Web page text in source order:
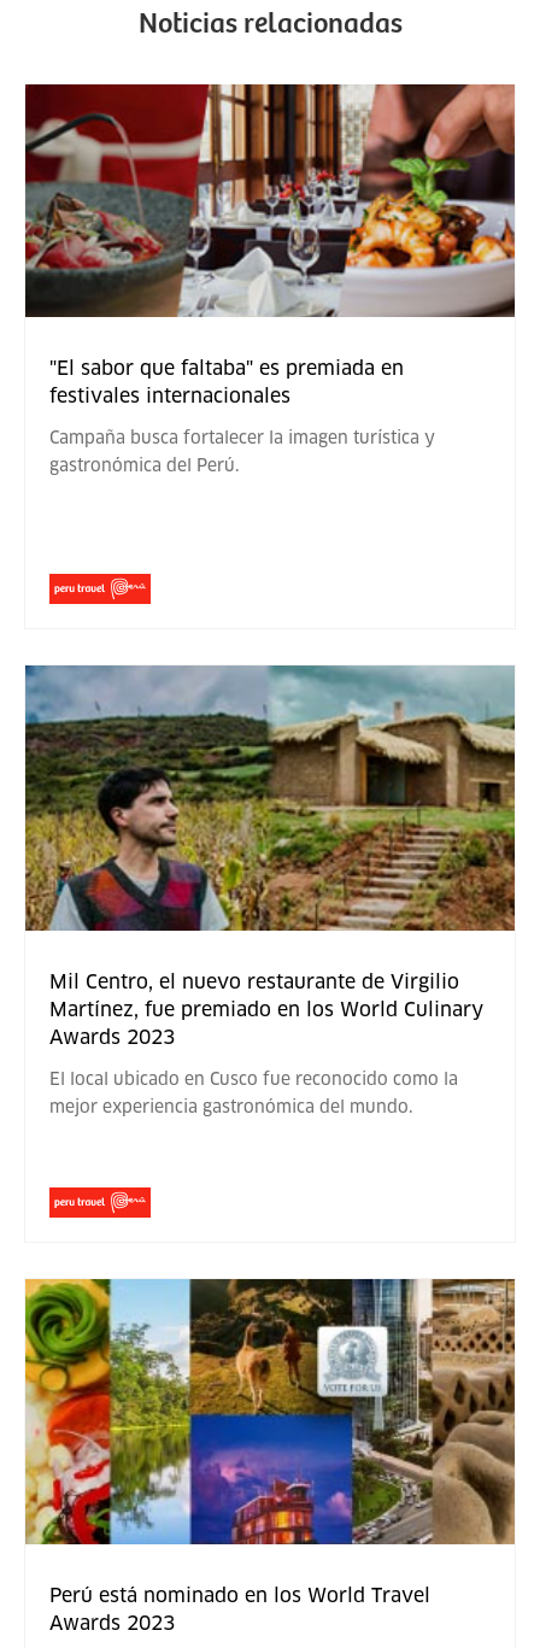
Noticias relacionadas
"El sabor que faltaba" es premiada en
festivales internacionales
Campaña busca fortalecer la imagen turística y
gastronómica del Perú.
Mil Centro, el nuevo restaurante de Virgilio
Martínez, fue premiado en los World Culinary
Awards 2023
El local ubicado en Cusco fue reconocido como la
mejor experiencia gastronómica del mundo.
Perú está nominado en los World Travel
Awards 2023